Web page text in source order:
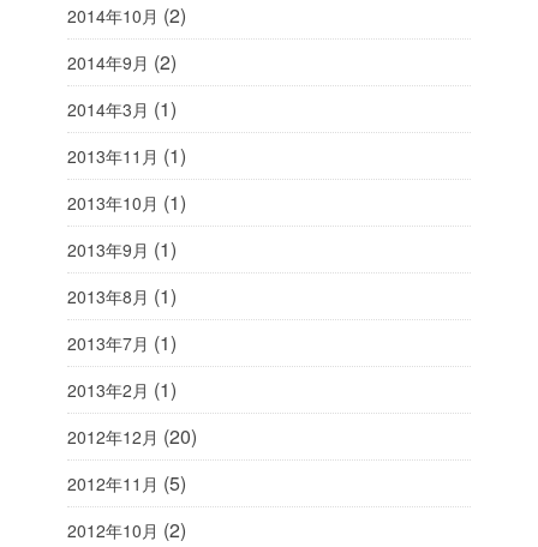
2014年10月 (2)
2014年9月 (2)
2014年3月 (1)
2013年11月 (1)
2013年10月 (1)
2013年9月 (1)
2013年8月 (1)
2013年7月 (1)
2013年2月 (1)
2012年12月 (20)
2012年11月 (5)
2012年10月 (2)